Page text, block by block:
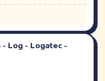
Log - Logatec -